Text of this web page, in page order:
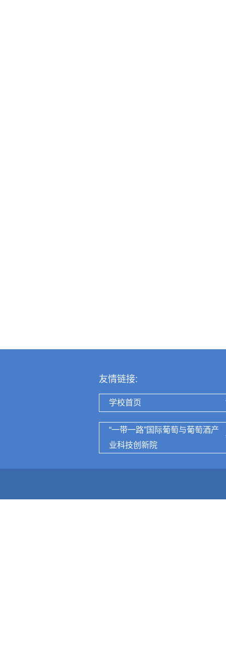
友情链接:
学校首页
“一带一路”国际葡萄与葡萄酒产
业科技创新院